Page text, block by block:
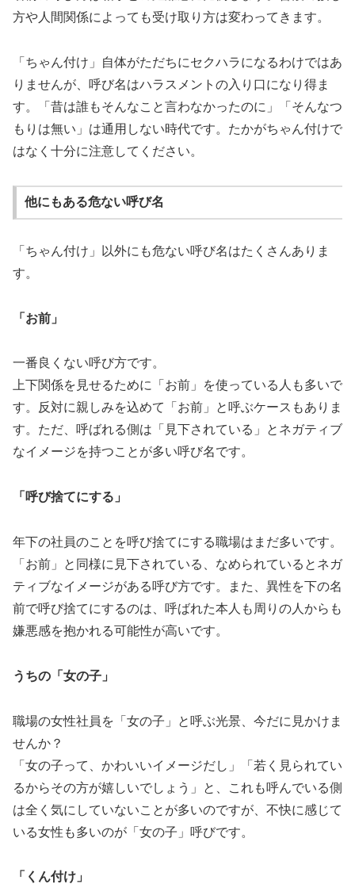
方や人間関係によっても受け取り方は変わってきます。
「ちゃん付け」自体がただちにセクハラになるわけではあ
りませんが、呼び名はハラスメントの入り口になり得ま
す。「昔は誰もそんなこと言わなかったのに」「そんなつ
もりは無い」は通用しない時代です。たかがちゃん付けで
はなく十分に注意してください。
他にもある危ない呼び名
「ちゃん付け」以外にも危ない呼び名はたくさんありま
す。
「お前」
一番良くない呼び方です。
上下関係を見せるために「お前」を使っている人も多いで
す。反対に親しみを込めて「お前」と呼ぶケースもありま
す。ただ、呼ばれる側は「見下されている」とネガティブ
なイメージを持つことが多い呼び名です。
「呼び捨てにする」
年下の社員のことを呼び捨てにする職場はまだ多いです。
「お前」と同様に見下されている、なめられているとネガ
ティブなイメージがある呼び方です。また、異性を下の名
前で呼び捨てにするのは、呼ばれた本人も周りの人からも
嫌悪感を抱かれる可能性が高いです。
うちの「女の子」
職場の女性社員を「女の子」と呼ぶ光景、今だに見かけま
せんか？
「女の子って、かわいいイメージだし」「若く見られてい
るからその方が嬉しいでしょう」と、これも呼んでいる側
は全く気にしていないことが多いのですが、不快に感じて
いる女性も多いのが「女の子」呼びです。
「くん付け」